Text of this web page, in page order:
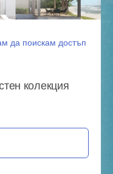
да поискам достъп
колекция